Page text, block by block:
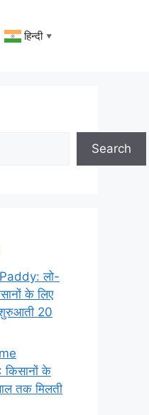
हिन्दी ▼
Search
लो-
के लिए
20
के
तक मिलती